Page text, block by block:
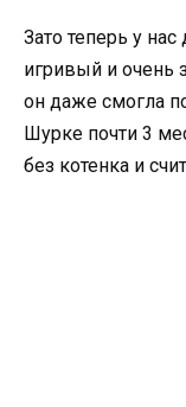
Зато теперь у
игривый и очень
он даже смогла
Шурке почти 3
без котенка и